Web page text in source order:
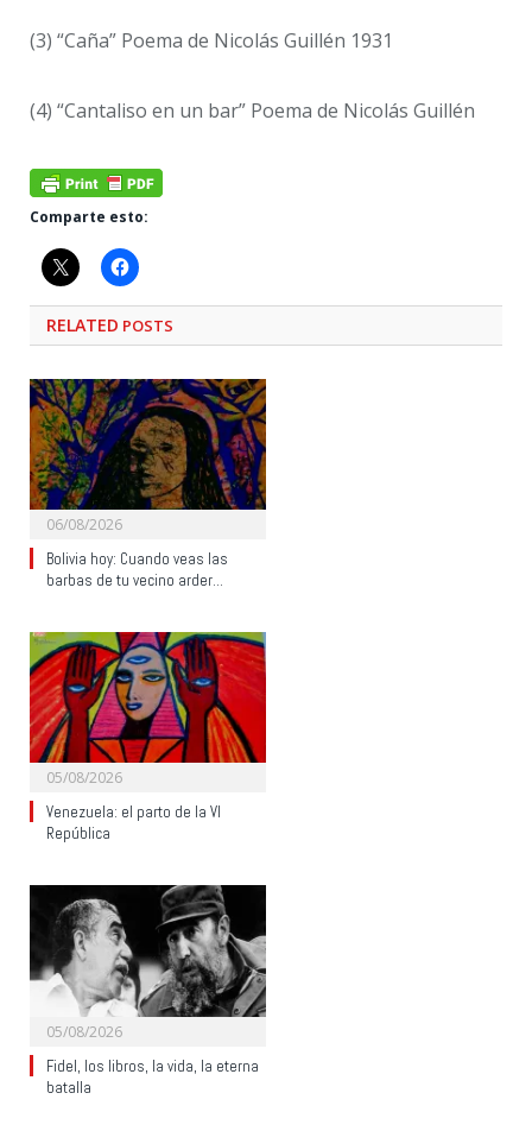
(3) “Caña” Poema de Nicolás Guillén 1931
(4) “Cantaliso en un bar” Poema de Nicolás Guillén
Comparte esto:
RELATED POSTS
06/08/2026
Bolivia hoy: Cuando veas las
barbas de tu vecino arder…
05/08/2026
Venezuela: el parto de la VI
República
05/08/2026
Fidel, los libros, la vida, la eterna
batalla